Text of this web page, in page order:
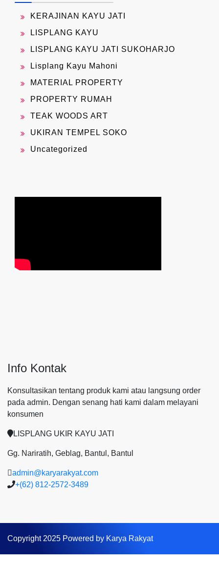
KERAJINAN KAYU JATI
LISPLANG KAYU
LISPLANG KAYU JATI SUKOHARJO
Lisplang Kayu Mahoni
MATERIAL PROPERTY
PROPERTY RUMAH
TEAK WOODS ART
UKIRAN TEMPEL SOKO
Uncategorized
Info Kontak
Konsultasikan tentang produk kami atau langsung order
pada admin. Dengan senang hati kami dalam melayani
konsumen
LISPLANG UKIR KAYU JATI
Gg. Nariratih, Geblag, Bantul, Bantul
admin@karyarakyat.com
+(62) 812-2572-3489
Copyright 2025 Powered by Karya Rakyat